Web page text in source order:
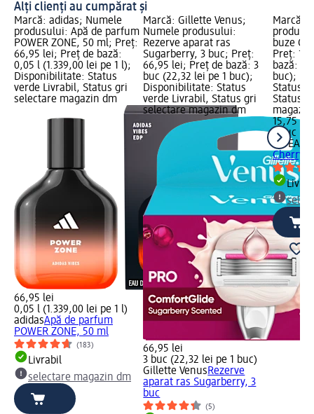
Alți clienți au cumpărat și
Marcă: adidas; Numele
produsului: Apă de parfum
POWER ZONE, 50 ml; Preț:
66,95 lei; Preț de bază:
0,05 l (1.339,00 lei pe 1 l);
Disponibilitate: Status
verde Livrabil, Status gri
selectare magazin dm
66,95 lei
0,05 l (1.339,00 lei pe 1 l)
adidasApă de parfum
POWER ZONE, 50 ml
(183)
Livrabil
selectare magazin dm
Marcă: Gillette Venus;
Numele produsului:
Rezerve aparat ras
Sugarberry, 3 buc; Preț:
66,95 lei; Preț de bază: 3
buc (22,32 lei pe 1 buc);
Disponibilitate: Status
verde Livrabil, Status gri
selectare magazin dm
66,95 lei
3 buc (22,32 lei pe 1 buc)
Gillette VenusRezerve
aparat ras Sugarberry, 3
buc
(5)
Marcă:
buze
Preț:
bază: 1
buc);
Status
Status
15,75 lei
1 buc
NIVEA
Cherry